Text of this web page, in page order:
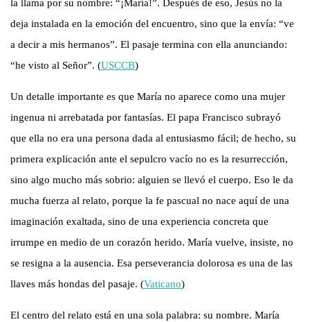
la llama por su nombre: “¡María!”. Después de eso, Jesús no la
deja instalada en la emoción del encuentro, sino que la envía: “ve
a decir a mis hermanos”. El pasaje termina con ella anunciando:
“he visto al Señor”. (USCCB)
Un detalle importante es que María no aparece como una mujer
ingenua ni arrebatada por fantasías. El papa Francisco subrayó
que ella no era una persona dada al entusiasmo fácil; de hecho, su
primera explicación ante el sepulcro vacío no es la resurrección,
sino algo mucho más sobrio: alguien se llevó el cuerpo. Eso le da
mucha fuerza al relato, porque la fe pascual no nace aquí de una
imaginación exaltada, sino de una experiencia concreta que
irrumpe en medio de un corazón herido. María vuelve, insiste, no
se resigna a la ausencia. Esa perseverancia dolorosa es una de las
llaves más hondas del pasaje. (Vaticano)
El centro del relato está en una sola palabra: su nombre. María